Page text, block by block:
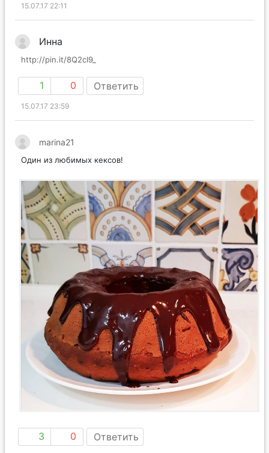
15.07.17 22:11
Инна
http://pin.it/8Q2cI9_
1 0 Ответить
15.07.17 23:59
marina21
Один из любимых кексов!
3 0 Ответить